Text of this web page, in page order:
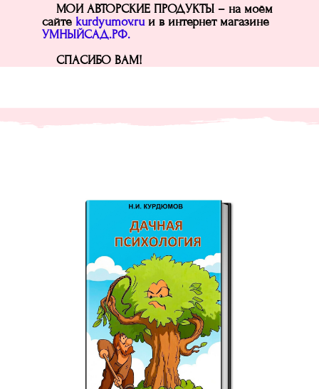
МОИ АВТОРСКИЕ ПРОДУКТЫ – на моём
сайте kurdyumov.ruи в интернет магазине
УМНЫЙСАД.РФ.
СПАСИБО ВАМ!